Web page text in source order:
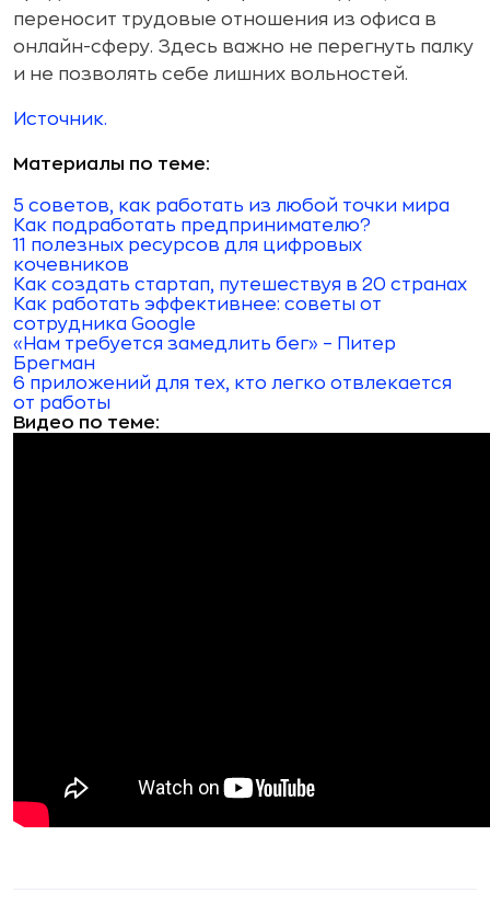
переносит трудовые отношения из офиса в
онлайн-сферу. Здесь важно не перегнуть палку
и не позволять себе лишних вольностей.
Источник.
Материалы по теме:
5 советов, как работать из любой точки мира
Как подработать предпринимателю?
11 полезных ресурсов для цифровых
кочевников
Как создать стартап, путешествуя в 20 странах
Как работать эффективнее: советы от
сотрудника Google
«Нам требуется замедлить бег» – Питер
Брегман
6 приложений для тех, кто легко отвлекается
от работы
Видео по теме: